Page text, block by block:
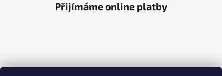
Přijímáme online platby